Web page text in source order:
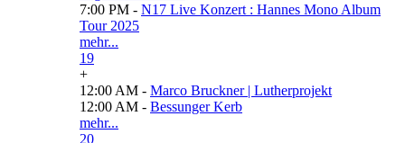
7:00 PM - N17 Live Konzert : Hannes Mono Album
Tour 2025
mehr...
19
+
12:00 AM - Marco Bruckner | Lutherprojekt
12:00 AM - Bessunger Kerb
mehr...
20